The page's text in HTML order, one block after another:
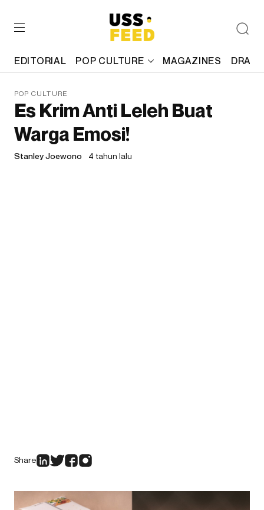
EDITORIAL POP CULTURE MAGAZINES
POP CULTURE
Es Krim Anti Leleh Buat
Warga Emosi!
Stanley Joewono 4 tahun lalu
Share